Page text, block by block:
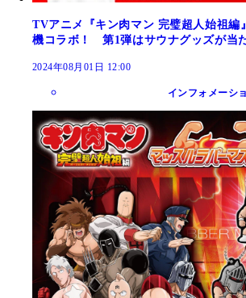
TVアニメ『キン肉マン 完璧超人始祖編
機コラボ！ 第1弾はサウナグッズが当
2024年08月01日 12:00
インフォメーシ